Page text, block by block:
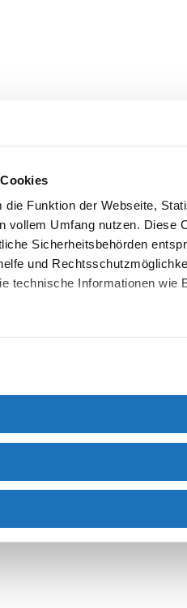
Funktion der Webseite,
vollem Umfang nutzen.
Sicherheitsbehörden
und
technische Informationen